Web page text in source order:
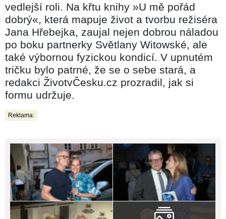
vedlejší roli. Na křtu knihy »U mě pořád
dobrý«, která mapuje život a tvorbu režiséra
Jana Hřebejka, zaujal nejen dobrou náladou
po boku partnerky Světlany Witowské, ale
také výbornou fyzickou kondicí. V upnutém
tričku bylo patrné, že se o sebe stará, a
redakci ŽivotvČesku.cz prozradil, jak si
formu udržuje.
Reklama: